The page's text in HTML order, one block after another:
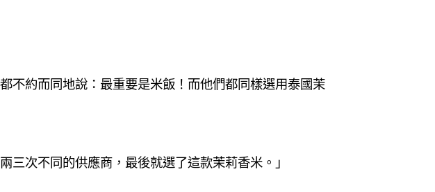
不約而同地說：最重要是米飯！而他們都同樣選用泰國茉
三次不同的供應商，最後就選了這款茉莉香米。」